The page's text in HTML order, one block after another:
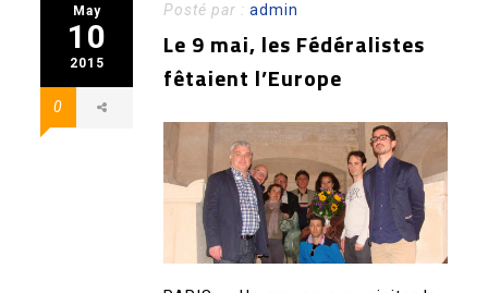
May
10
2015
0
Posté par :admin
Le 9 mai, les Fédéralistes
fêtaient l’Europe